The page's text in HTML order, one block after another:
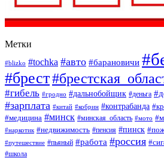
Метки
#blizko #tochka #авто #барановичи
#брест
#гибель #гродно #дальнобойщик #деньга
#зарплата #китай #кобрин #контрабанда
#медицина #минск #минская_область #мото
#наркотик #недвижимость #пенсия #пинск
#путешествие #пьяный #работа #россия
#школа